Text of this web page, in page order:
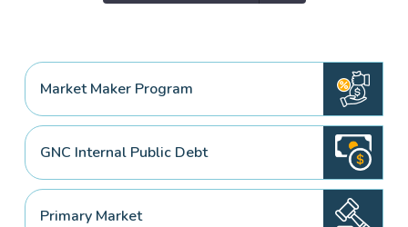
Market Maker Program
GNC Internal Public Debt
Primary Market